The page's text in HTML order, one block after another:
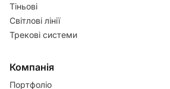
Тіньові
Світлові лінії
Трекові системи
Компанія
Портфоліо